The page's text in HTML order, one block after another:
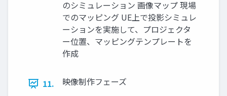
のシミュレーション 画像マップ 現場
でのマッピング UE上で投影シミュレ
ーションを実施して、プロジェクタ
ー位置、マッピングテンプレートを
作成
11. 映像制作フェーズ